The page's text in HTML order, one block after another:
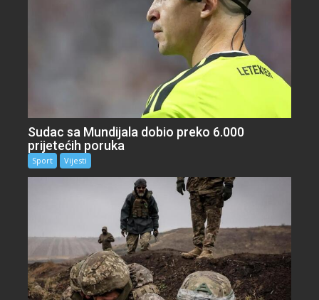
Sudac sa Mundijala dobio preko 6.000
prijetećih poruka
Sport Vijesti